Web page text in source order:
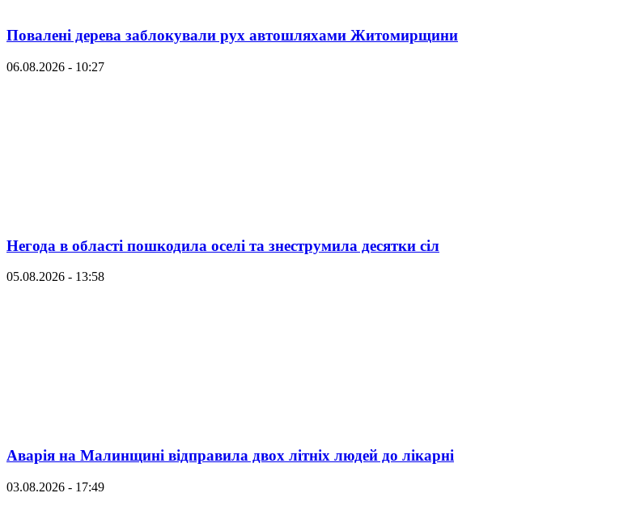
Повалені дерева заблокували рух автошляхами Житомирщини
06.08.2026 - 10:27
Негода в області пошкодила оселі та знеструмила десятки сіл
05.08.2026 - 13:58
Аварія на Малинщині відправила двох літніх людей до лікарні
03.08.2026 - 17:49